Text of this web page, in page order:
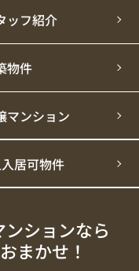
ッフ紹介
物件
マンション
居可物件
ションなら
まかせ！